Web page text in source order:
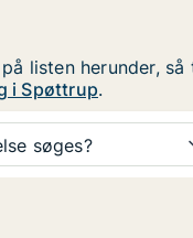
listen herunder,
i Spøttrup.
søges?